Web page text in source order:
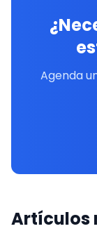
Agenda
Artículos